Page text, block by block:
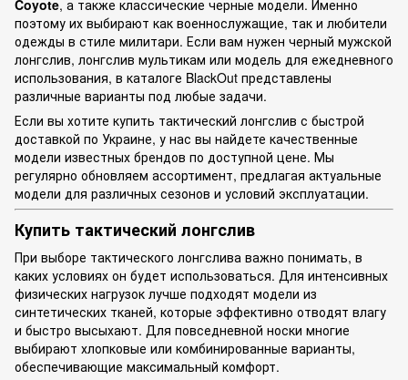
Coyote, а также классические черные модели. Именно
поэтому их выбирают как военнослужащие, так и любители
одежды в стиле милитари. Если вам нужен черный мужской
лонгслив, лонгслив мультикам или модель для ежедневного
использования, в каталоге BlackOut представлены
различные варианты под любые задачи.
Если вы хотите купить тактический лонгслив с быстрой
доставкой по Украине, у нас вы найдете качественные
модели известных брендов по доступной цене. Мы
регулярно обновляем ассортимент, предлагая актуальные
модели для различных сезонов и условий эксплуатации.
Купить тактический лонгслив
При выборе тактического лонгслива важно понимать, в
каких условиях он будет использоваться. Для интенсивных
физических нагрузок лучше подходят модели из
синтетических тканей, которые эффективно отводят влагу
и быстро высыхают. Для повседневной носки многие
выбирают хлопковые или комбинированные варианты,
обеспечивающие максимальный комфорт.